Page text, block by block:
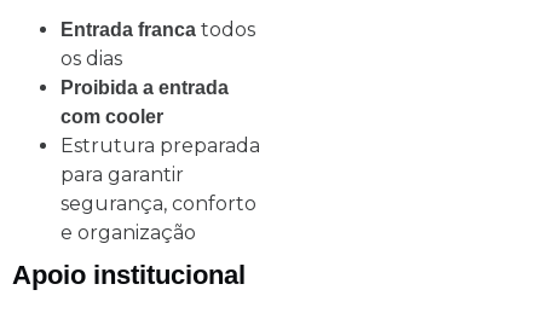
Entrada franca todos
os dias
Proibida a entrada
com cooler
Estrutura preparada
para garantir
segurança, conforto
e organização
Apoio institucional